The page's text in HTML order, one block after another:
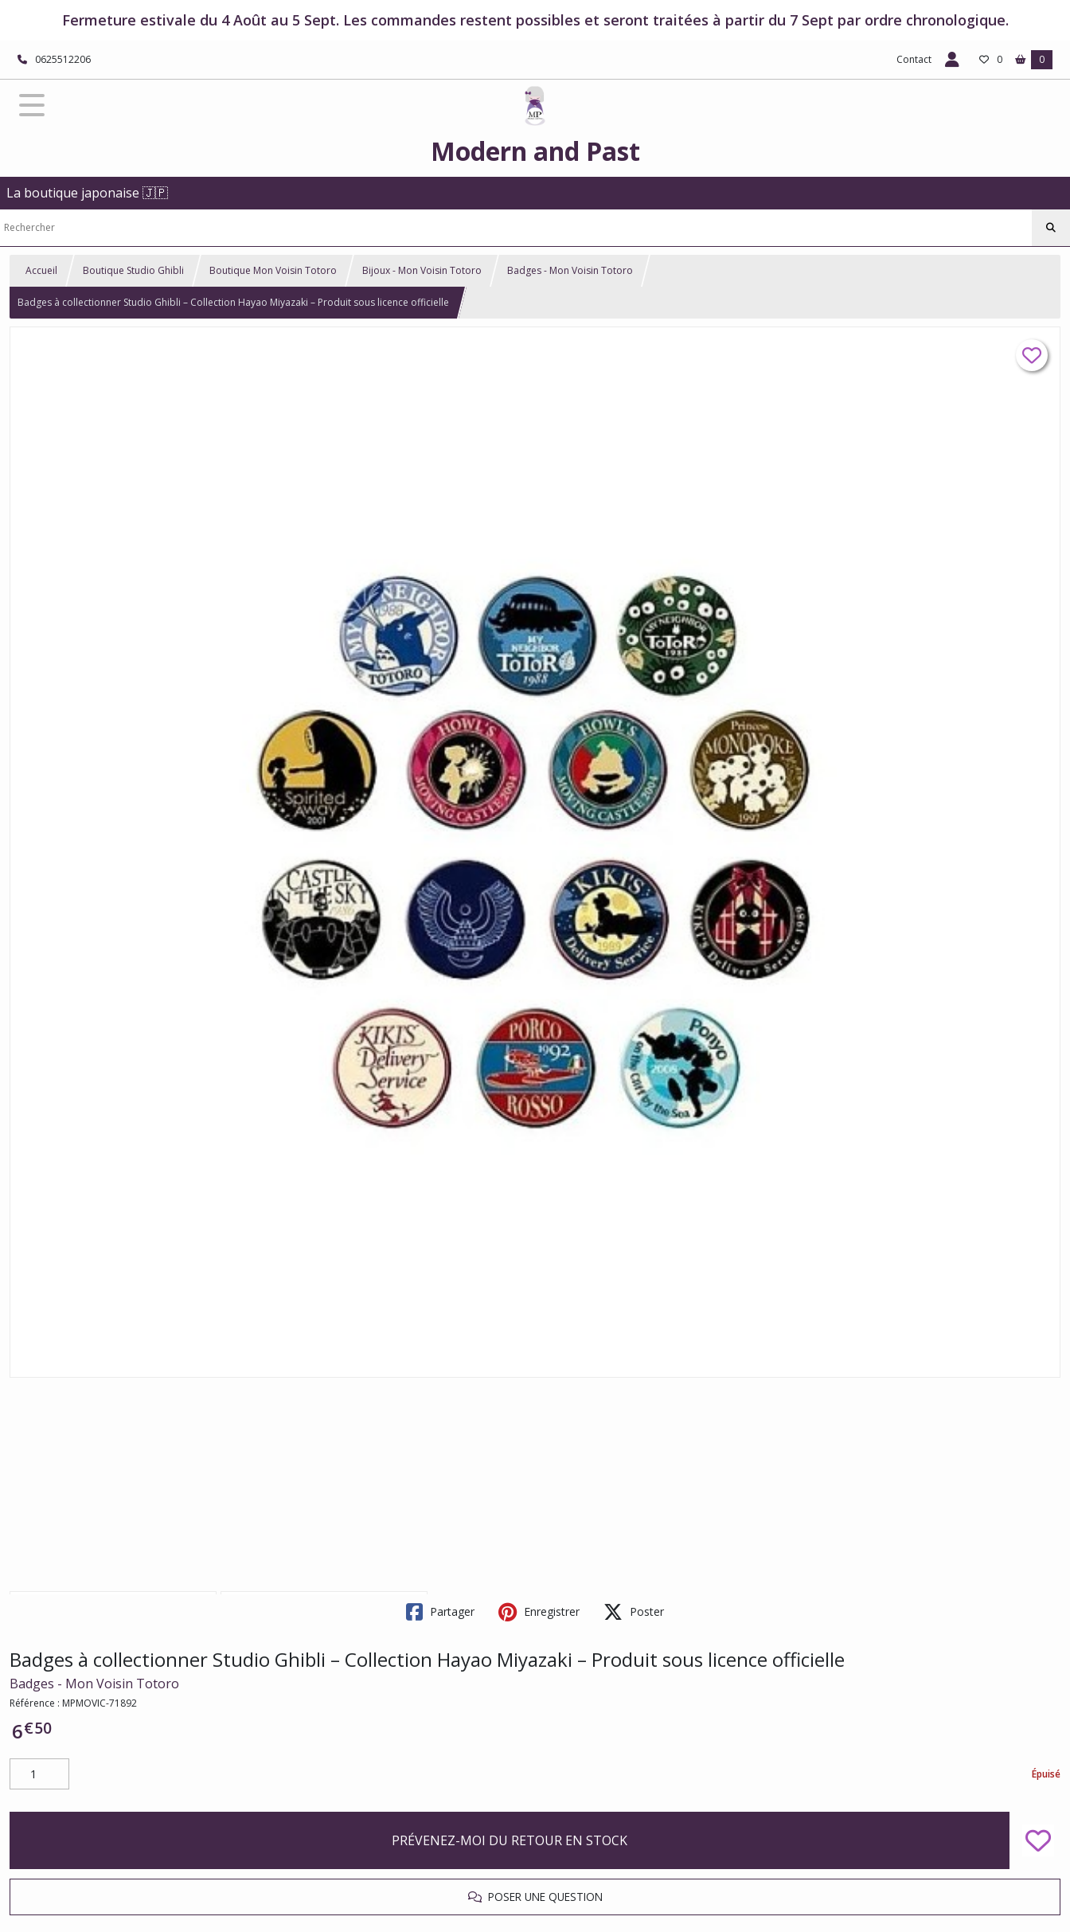
Fermeture estivale du 4 Août au 5 Sept. Les commandes restent possibles et seront traitées à partir du 7 Sept par ordre chronologique.
0625512206 Contact 0 0
Modern and Past
La boutique japonaise 🇯🇵
Accueil Boutique Studio Ghibli Boutique Mon Voisin Totoro Bijoux - Mon Voisin Totoro Badges - Mon Voisin Totoro
Badges à collectionner Studio Ghibli – Collection Hayao Miyazaki – Produit sous licence officielle
Partager Enregistrer Poster
Badges à collectionner Studio Ghibli – Collection Hayao Miyazaki – Produit sous licence officielle
Badges - Mon Voisin Totoro
Référence : MPMOVIC-71892
6€50
Épuisé
PRÉVENEZ-MOI DU RETOUR EN STOCK
POSER UNE QUESTION